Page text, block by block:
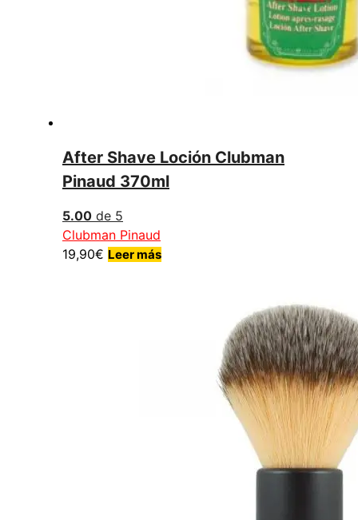
After Shave Loción Clubman
Pinaud 370ml
5.00 de 5
Clubman Pinaud
19,90€ Leer más